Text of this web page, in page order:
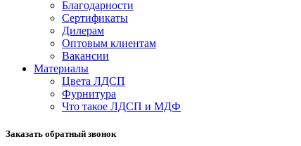
Благодарности
Сертификаты
Дилерам
Оптовым клиентам
Вакансии
Материалы
Цвета ЛДСП
Фурнитура
Что такое ЛДСП и МДФ
Заказать обратный звонок